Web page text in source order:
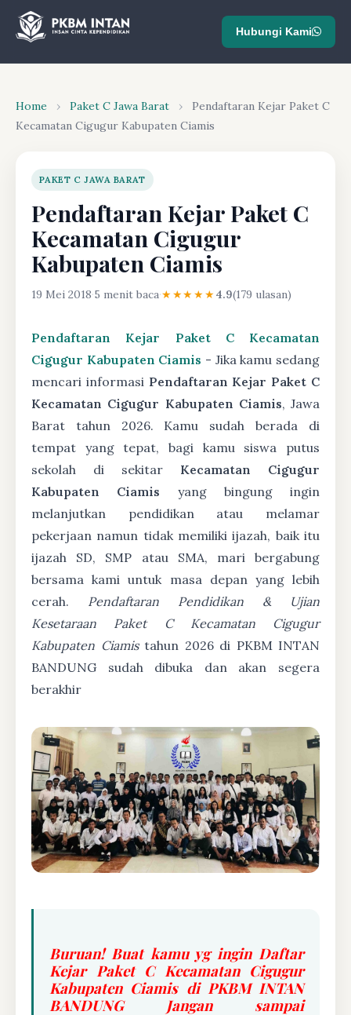
Hubungi Kami
Home › Paket C Jawa Barat ›
Pendaftaran Kejar Paket C
Kecamatan Cigugur Kabupaten Ciamis
PAKET C JAWA BARAT
Pendaftaran Kejar Paket C
Kecamatan Cigugur
Kabupaten Ciamis
19 Mei 2018·5 menit baca·★★★★★4.9(179 ulasan)
Pendaftaran Kejar Paket C Kecamatan
Cigugur Kabupaten Ciamis - Jika kamu sedang
mencari informasi Pendaftaran Kejar Paket C
Kecamatan Cigugur Kabupaten Ciamis, Jawa
Barat tahun 2026. Kamu sudah berada di
tempat yang tepat, bagi kamu siswa putus
sekolah di sekitar Kecamatan Cigugur
Kabupaten Ciamis yang bingung ingin
melanjutkan pendidikan atau melamar
pekerjaan namun tidak memiliki ijazah, baik itu
ijazah SD, SMP atau SMA, mari bergabung
bersama kami untuk masa depan yang lebih
cerah. Pendaftaran Pendidikan & Ujian
Kesetaraan Paket C Kecamatan Cigugur
Kabupaten Ciamistahun 2026 di PKBM INTAN
BANDUNG sudah dibuka dan akan segera
berakhir
Buruan! Buat kamu yg ingin Daftar
Kejar Paket C Kecamatan Cigugur
Kabupaten Ciamis di PKBM INTAN
BANDUNG Jangan sampai